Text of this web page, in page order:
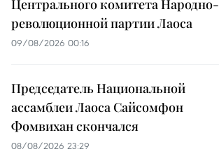
Центрального комитета Народно-
революционной партии Лаоса
09/08/2026 00:16
Председатель Национальной
ассамблеи Лаоса Сайсомфон
Фомвихан скончался
08/08/2026 23:29